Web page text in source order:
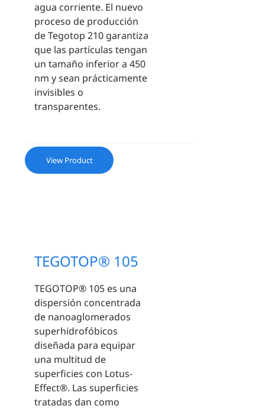
agua corriente. El nuevo
proceso de producción
de Tegotop 210 garantiza
que las partículas tengan
un tamaño inferior a 450
nm y sean prácticamente
invisibles o
transparentes.
View Product
TEGOTOP® 105
TEGOTOP® 105 es una
dispersión concentrada
de nanoaglomerados
superhidrofóbicos
diseñada para equipar
una multitud de
superficies con Lotus-
Effect®. Las superficies
tratadas dan como